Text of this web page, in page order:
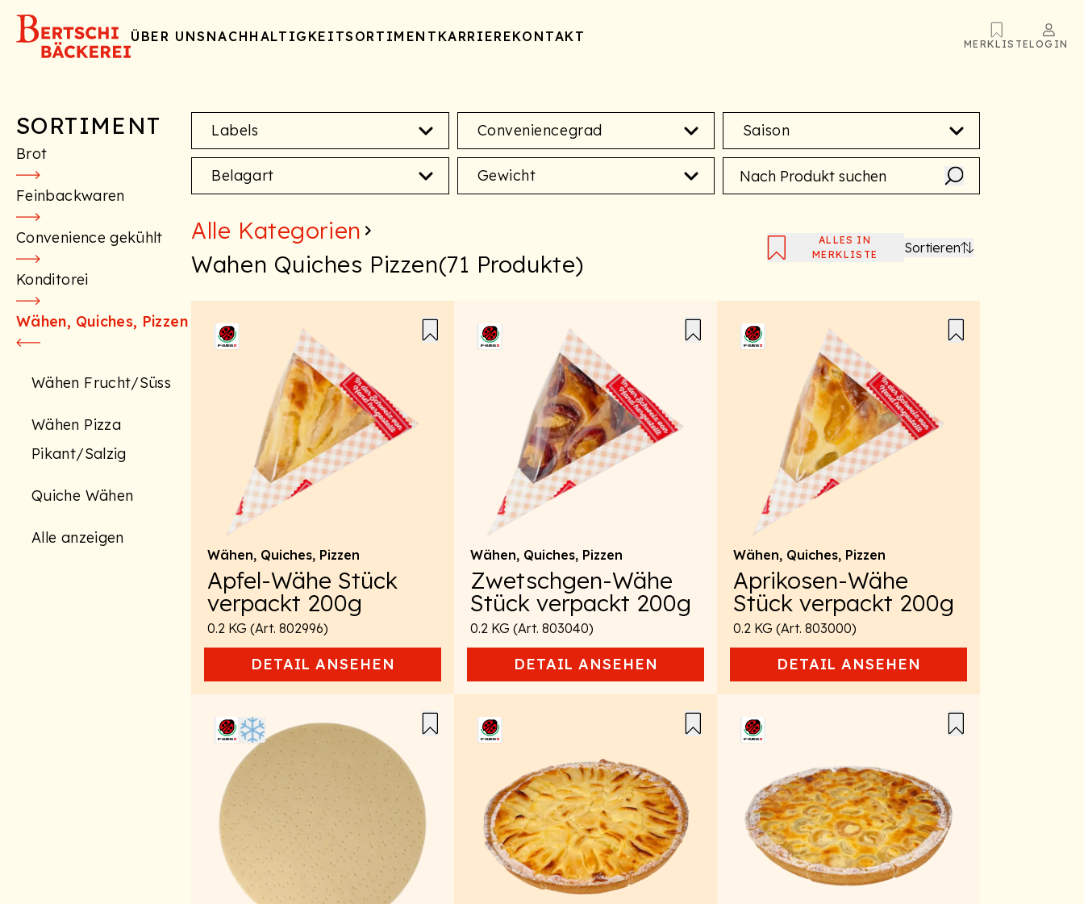
ÜBER UNS NACHHALTIGKEITSORTIMENT KARRIEREKONTAKT MERKLISTELOGIN
SORTIMENT
Brot
Feinbackwaren
Convenience gekühlt
Konditorei
Wähen, Quiches, Pizzen
Wähen Frucht/Süss
Wähen Pizza
Pikant/Salzig
Quiche Wähen
Alle anzeigen
Labels Conveniencegrad Saison
Belagart Gewicht
Alle Kategorien
Wahen Quiches Pizzen(71 Produkte)
ALLES IN
MERKLISTE
Sortieren
Wähen, Quiches, Pizzen
Apfel-Wähe Stück
verpackt 200g
0.2 KG (Art. 802996)
DETAIL ANSEHEN
Wähen, Quiches, Pizzen
Zwetschgen-Wähe
Stück verpackt 200g
0.2 KG (Art. 803040)
DETAIL ANSEHEN
Wähen, Quiches, Pizzen
Aprikosen-Wähe
Stück verpackt 200g
0.2 KG (Art. 803000)
DETAIL ANSEHEN